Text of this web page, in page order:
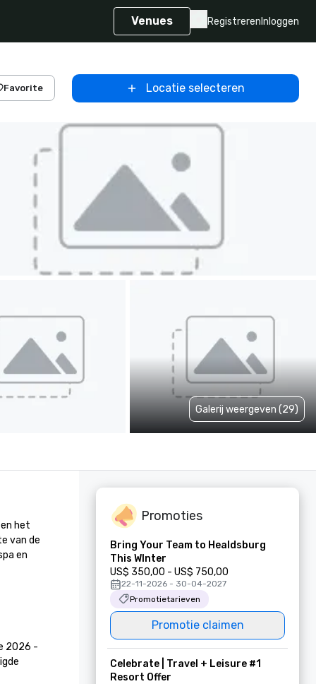
Venues Registreren Inloggen
Favorite Locatie selecteren
Galerij weergeven (29)
het
van de
en
2026 -
Promoties
Bring Your Team to Healdsburg
This WInter
US$ 350,00 - US$ 750,00
22-11-2026 - 30-04-2027
Promotietarieven
Promotie claimen
Celebrate | Travel + Leisure #1
Resort Offer